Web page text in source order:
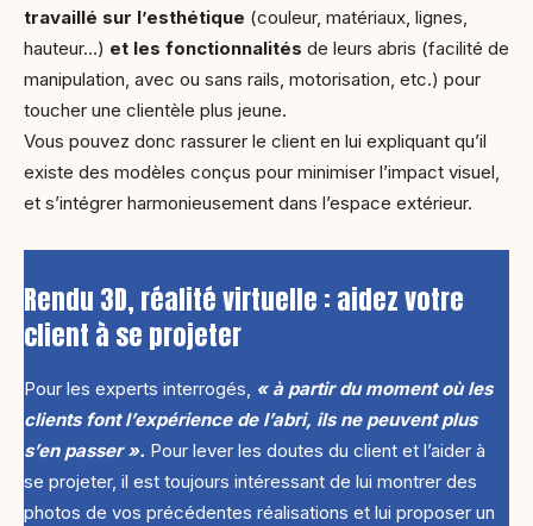
travaillé sur l’esthétique (couleur, matériaux, lignes,
hauteur…) et les fonctionnalités de leurs abris (facilité de
manipulation, avec ou sans rails, motorisation, etc.) pour
toucher une clientèle plus jeune.
Vous pouvez donc rassurer le client en lui expliquant qu’il
existe des modèles conçus pour minimiser l’impact visuel,
et s’intégrer harmonieusement dans l’espace extérieur.
Rendu 3D, réalité virtuelle : aidez votre
client à se projeter
Pour les experts interrogés, « à partir du moment où les
clients font l’expérience de l’abri, ils ne peuvent plus
s’en passer ». Pour lever les doutes du client et l’aider à
se projeter, il est toujours intéressant de lui montrer des
photos de vos précédentes réalisations et lui proposer un